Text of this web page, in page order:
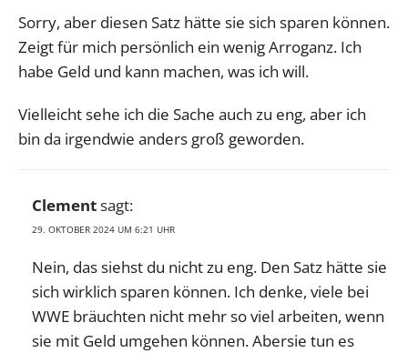
Sorry, aber diesen Satz hätte sie sich sparen können.
Zeigt für mich persönlich ein wenig Arroganz. Ich
habe Geld und kann machen, was ich will.
Vielleicht sehe ich die Sache auch zu eng, aber ich
bin da irgendwie anders groß geworden.
Clementsagt:
29. OKTOBER 2024 UM 6:21 UHR
Nein, das siehst du nicht zu eng. Den Satz hätte sie
sich wirklich sparen können. Ich denke, viele bei
WWE bräuchten nicht mehr so viel arbeiten, wenn
sie mit Geld umgehen können. Abersie tun es